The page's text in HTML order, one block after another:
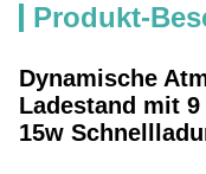
Produkt-
Dynamische
Ladestand mit
15w